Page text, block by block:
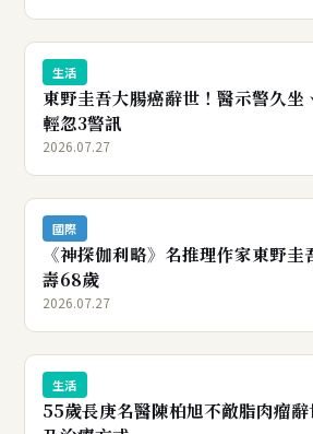
生活
東野圭吾大腸癌辭世！醫示警久
輕忽3警訊
2026.07.27
國際
《神探伽利略》名推理作家東野
壽68歲
2026.07.27
生活
55歲長庚名醫陳柏旭不敵脂肉瘤